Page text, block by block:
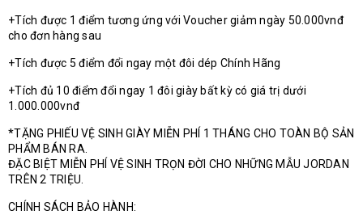
+Tích được 1 điểm tương ứng với Voucher giảm ngày 50.000vnđ
cho đơn hàng sau
+Tích được 5 điểm đổi ngay một đôi dép Chính Hãng
+Tích đủ 10 điểm đổi ngay 1 đôi giày bất kỳ có giá trị dưới
1.000.000vnđ
*TẶNG PHIẾU VỆ SINH GIÀY MIỄN PHÍ 1 THÁNG CHO TOÀN BỘ SẢN
PHẨM BÁN RA.
ĐẶC BIỆT MIỄN PHÍ VỆ SINH TRỌN ĐỜI CHO NHỮNG MẪU JORDAN
TRÊN 2 TRIỆU.
CHÍNH SÁCH BẢO HÀNH: